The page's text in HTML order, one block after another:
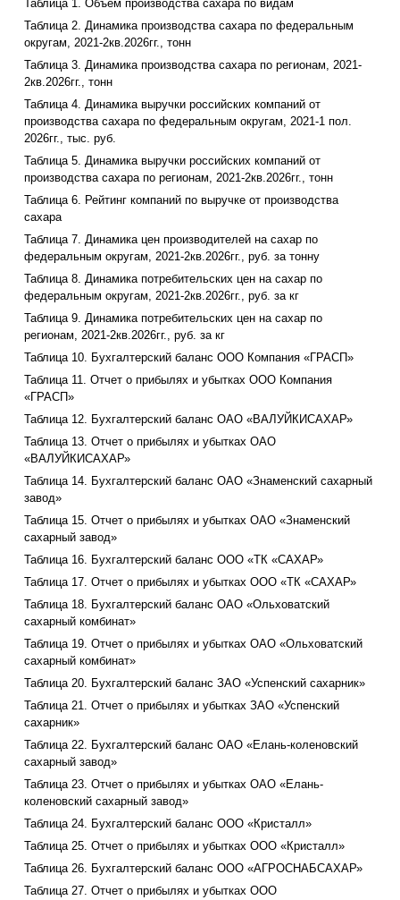
Таблица 1. Объем производства сахара по видам
Таблица 2. Динамика производства сахара по федеральным
округам, 2021-2кв.2026гг., тонн
Таблица 3. Динамика производства сахара по регионам, 2021-
2кв.2026гг., тонн
Таблица 4. Динамика выручки российских компаний от
производства сахара по федеральным округам, 2021-1 пол.
2026гг., тыс. руб.
Таблица 5. Динамика выручки российских компаний от
производства сахара по регионам, 2021-2кв.2026гг., тонн
Таблица 6. Рейтинг компаний по выручке от производства
сахара
Таблица 7. Динамика цен производителей на сахар по
федеральным округам, 2021-2кв.2026гг., руб. за тонну
Таблица 8. Динамика потребительских цен на сахар по
федеральным округам, 2021-2кв.2026гг., руб. за кг
Таблица 9. Динамика потребительских цен на сахар по
регионам, 2021-2кв.2026гг., руб. за кг
Таблица 10. Бухгалтерский баланс ООО Компания «ГРАСП»
Таблица 11. Отчет о прибылях и убытках ООО Компания
«ГРАСП»
Таблица 12. Бухгалтерский баланс ОАО «ВАЛУЙКИСАХАР»
Таблица 13. Отчет о прибылях и убытках ОАО
«ВАЛУЙКИСАХАР»
Таблица 14. Бухгалтерский баланс ОАО «Знаменский сахарный
завод»
Таблица 15. Отчет о прибылях и убытках ОАО «Знаменский
сахарный завод»
Таблица 16. Бухгалтерский баланс ООО «ТК «САХАР»
Таблица 17. Отчет о прибылях и убытках ООО «ТК «САХАР»
Таблица 18. Бухгалтерский баланс ОАО «Ольховатский
сахарный комбинат»
Таблица 19. Отчет о прибылях и убытках ОАО «Ольховатский
сахарный комбинат»
Таблица 20. Бухгалтерский баланс ЗАО «Успенский сахарник»
Таблица 21. Отчет о прибылях и убытках ЗАО «Успенский
сахарник»
Таблица 22. Бухгалтерский баланс ОАО «Елань-коленовский
сахарный завод»
Таблица 23. Отчет о прибылях и убытках ОАО «Елань-
коленовский сахарный завод»
Таблица 24. Бухгалтерский баланс ООО «Кристалл»
Таблица 25. Отчет о прибылях и убытках ООО «Кристалл»
Таблица 26. Бухгалтерский баланс ООО «АГРОСНАБСАХАР»
Таблица 27. Отчет о прибылях и убытках ООО